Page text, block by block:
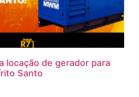
locação de gerador para
Santo